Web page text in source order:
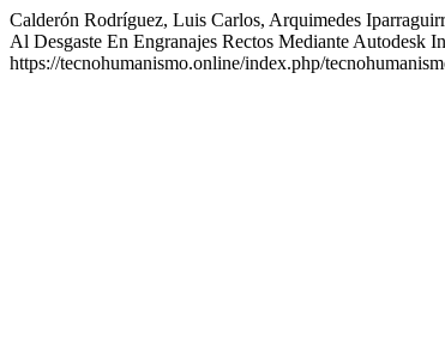
Calderón Rodríguez, Luis Carlos, Arquimedes
Al Desgaste En Engranajes Rectos Mediante Autodesk
https://tecnohumanismo.online/index.php/